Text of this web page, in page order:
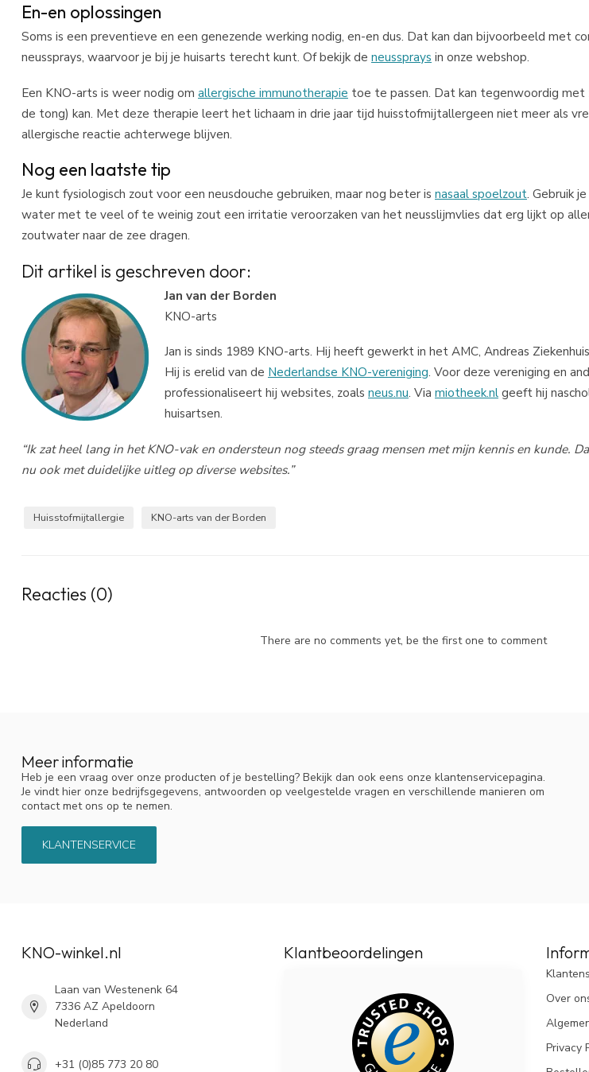
En-en oplossingen
Soms is een preventieve en een genezende werking nodig, en-en dus. Dat kan dan bijvoorbeeld met
neussprays, waarvoor je bij je huisarts terecht kunt. Of bekijk de neussprays in onze webshop.
Een KNO-arts is weer nodig om allergische immunotherapie toe te passen. Dat kan tegenwoordig
de tong) kan. Met deze therapie leert het lichaam in drie jaar tijd huisstofmijtallergeen niet meer als
allergische reactie achterwege blijven.
Nog een laatste tip
Je kunt fysiologisch zout voor een neusdouche gebruiken, maar nog beter is nasaal spoelzout. Gebruik
water met te veel of te weinig zout een irritatie veroorzaken van het neusslijmvlies dat erg lijkt op
zoutwater naar de zee dragen.
Dit artikel is geschreven door:
Jan van der Borden
KNO-arts
Jan is sinds 1989 KNO-arts. Hij heeft gewerkt in het AMC, Andreas
Hij is erelid van de Nederlandse KNO-vereniging. Voor deze vereniging en
professionaliseert hij websites, zoals neus.nu. Via miotheek.nlgeeft hij
huisartsen.
“Ik zat heel lang in het KNO-vak en ondersteun nog steeds graag mensen met mijn kennis en kunde.
nu ook met duidelijke uitleg op diverse websites.”
Huisstofmijtallergie KNO-arts van der Borden
Reacties (0)
There are no comments yet, be the first one to comment
Meer informatie
Heb je een vraag over onze producten of je bestelling? Bekijk dan ook eens onze klantenservicepagina.
Je vindt hier onze bedrijfsgegevens, antwoorden op veelgestelde vragen en verschillende manieren om
contact met ons op te nemen.
KLANTENSERVICE
KNO-winkel.nl
Laan van Westenenk 64
7336 AZ Apeldoorn
Nederland
+31 (0)85 773 20 80
Klantbeoordelingen
Over
Privacy